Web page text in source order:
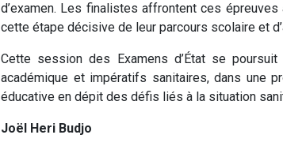
d’examen. Les finalistes affrontent ces
cette étape décisive de leur parcours scolaire et
Cette session des Examens d’État se
académique et impératifs sanitaires, dans une
éducative en dépit des défis liés à la situation
Joël Heri Budjo